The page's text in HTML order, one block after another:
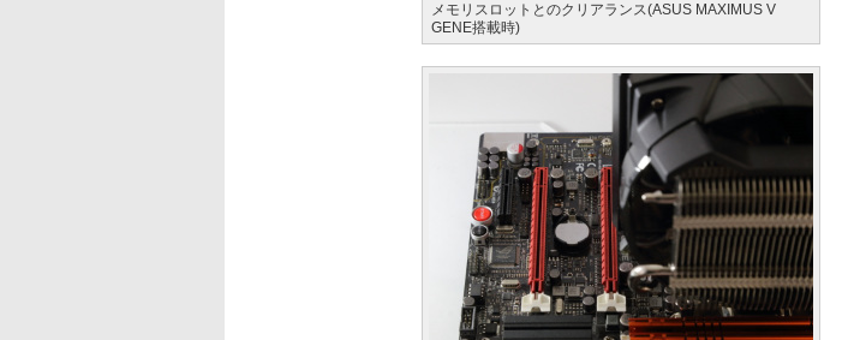
メモリスロットとのクリアランス(ASUS MAXIMUS V
GENE搭載時)